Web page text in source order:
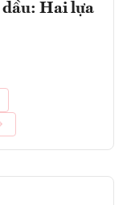
dầu: Hai lựa